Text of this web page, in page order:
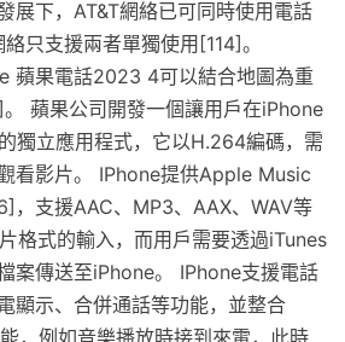
展下，AT&T網絡已可同時使用電話
只支援兩者單獨使用[114]。
蘋果電話2023 4可以結合地圖為重
蘋果公司開發一個讓用戶在iPhone
獨立應用程式，它以H.264編碼，需
看影片。 IPhone提供Apple Music
，支援AAC、MP3、AAX、WAV等
格式的輸入，而用戶需要透過iTunes
案傳送至iPhone。 IPhone支援電話
顯示、合併通話等功能，並整合